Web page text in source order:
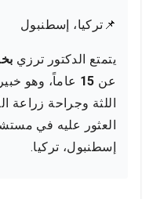
📌تركيا، إسطنبول
يتمتع الدكتور ترزي
عن 15 عاماً، وهو
اللثة وجراحة زراعة
العثور عليه في
إسطنبول، تركيا.